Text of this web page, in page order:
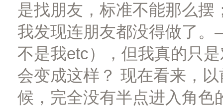
是找朋友，标准不能那么
我发现连朋友都没得做了
不是我etc），但我真的只
会变成这样？ 现在看来，以
候，完全没有半点进入角